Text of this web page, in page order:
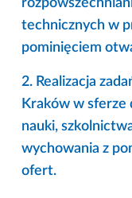
technicznych w
pominięciem
2. Realizacja
Kraków w sferze
nauki,
wychowania z
ofert.